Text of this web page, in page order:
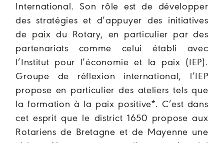
International. Son rôle est de développer
des stratégies et d’appuyer des initiatives
de paix du Rotary, en particulier par des
partenariats comme celui établi avec
l’Institut pour l’économie et la paix (IEP).
Groupe de réflexion international, l’IEP
propose en particulier des ateliers tels que
la formation à la paix positive*. C’est dans
cet esprit que le district 1650 propose aux
Rotariens de Bretagne et de Mayenne une